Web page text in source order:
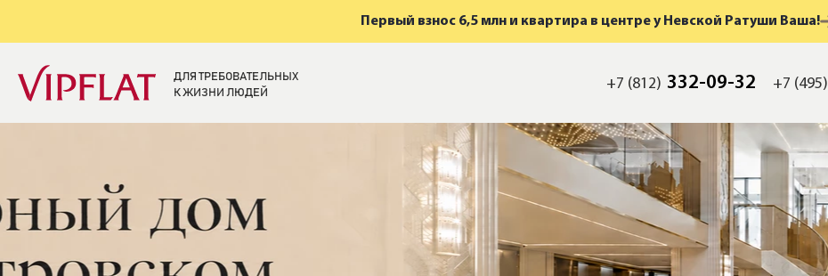
Первый взнос 6,5 млн и квартира в центре у Невской Ратуши Ваша!
ДЛЯ ТРЕБОВАТЕЛЬНЫХ
К ЖИЗНИ ЛЮДЕЙ
+7 (812) 332-09-32 +7 (495)